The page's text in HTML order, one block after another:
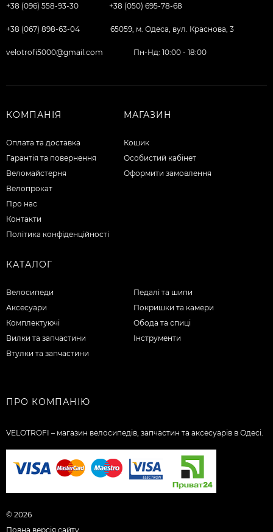
+38 (096) 558-93-30 +38 (050) 695-78-68
+38 (067) 898-63-04 65059, м. Одеса, вул. Краснова, 3
velotrofi5000@gmail.com Пн-Нд: 10:00 - 18:00
КОМПАНІЯ
Оплата та доставка
Гарантія та повернення
Веломайстерня
Велопрокат
Про нас
Контакти
Політика конфіденційності
МАГАЗИН
Кошик
Особистий кабінет
Оформити замовлення
КАТАЛОГ
Велосипеди
Аксесуари
Комплектуючі
Вилки та запчастини
Втулки та запчастини
Педалі та шипи
Покришки та камери
Обода та спиці
Інструменти
ПРО КОМПАНІЮ
VELOTROFI – магазин велосипедів, запчастин та аксесуарів в Одесі.
© 2026
Повна версія сайту